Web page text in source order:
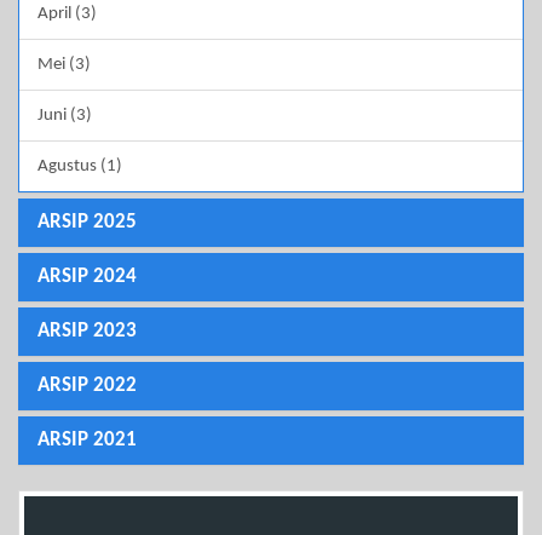
April (3)
Mei (3)
Juni (3)
Agustus (1)
ARSIP 2025
ARSIP 2024
ARSIP 2023
ARSIP 2022
ARSIP 2021